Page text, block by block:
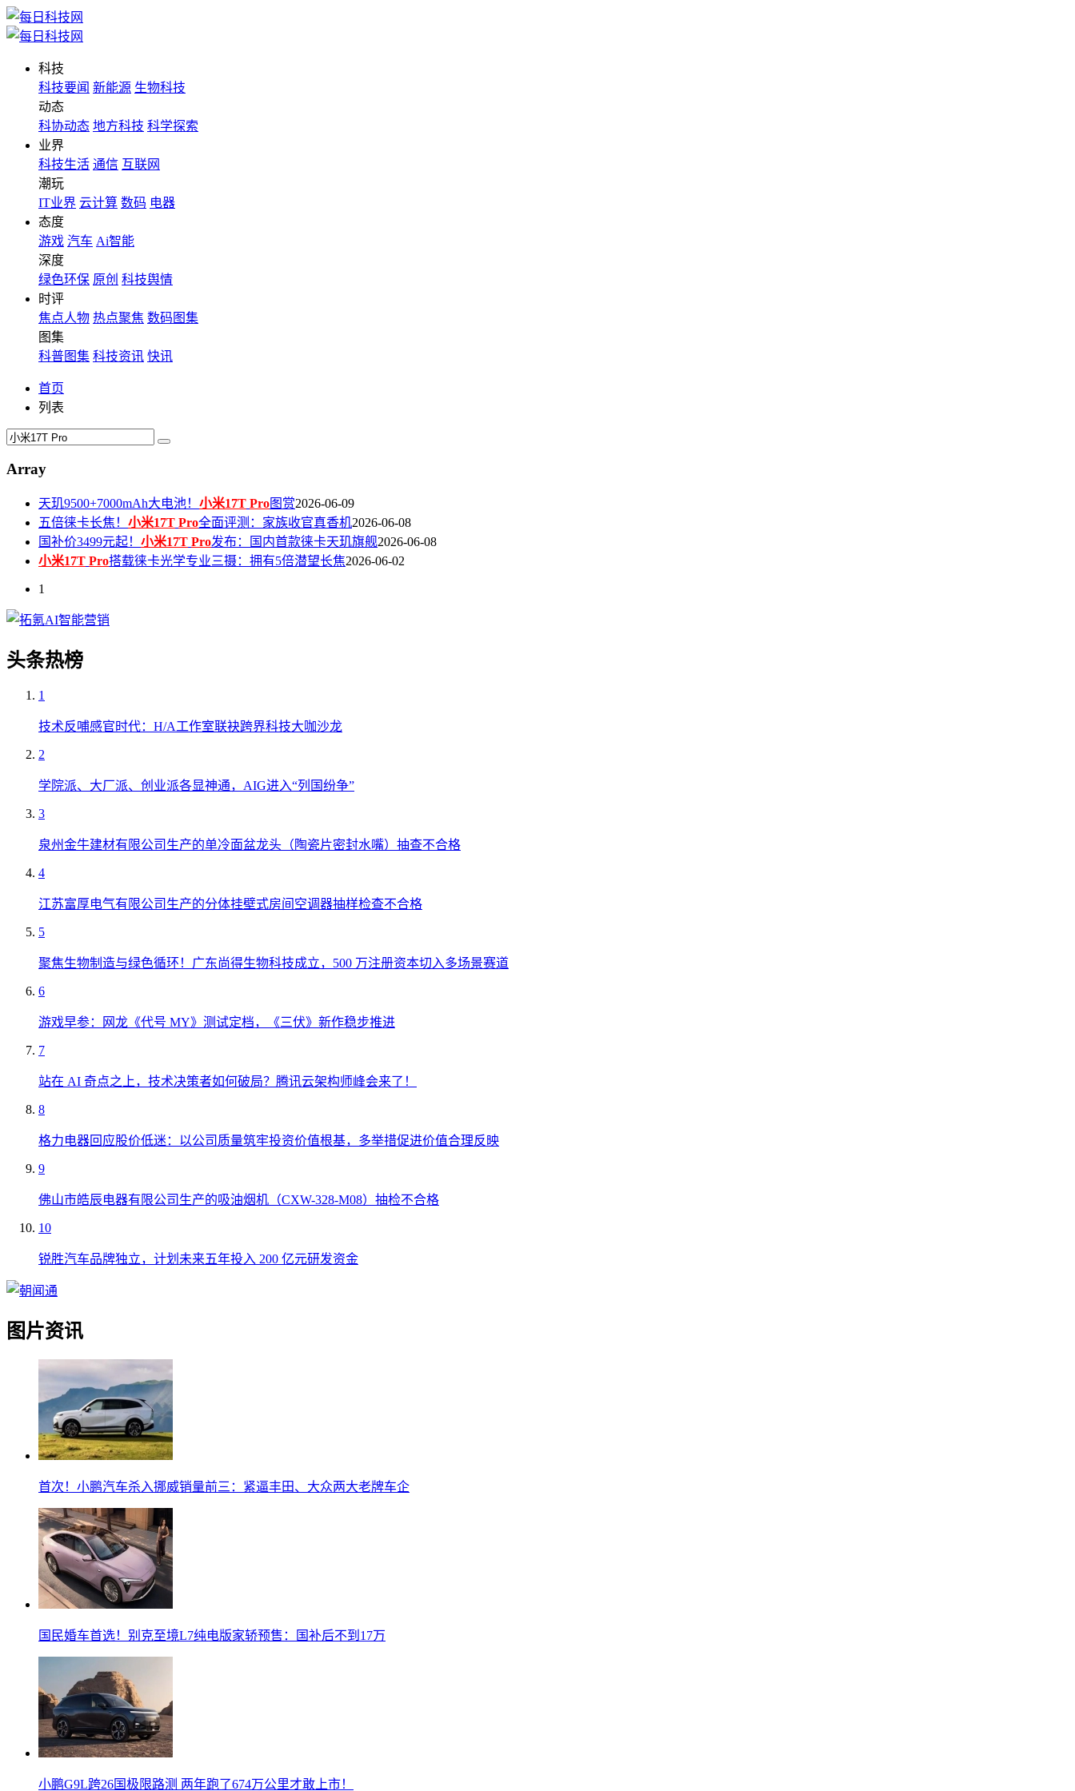
科技
科技要闻 新能源 生物科技
动态
科协动态 地方科技 科学探索
业界
科技生活 通信 互联网
潮玩
IT业界 云计算 数码 电器
态度
游戏 汽车 Ai智能
深度
绿色环保 原创 科技舆情
时评
焦点人物 热点聚焦 数码图集
图集
科普图集 科技资讯 快讯
首页
列表
Array
天玑9500+7000mAh大电池！ 小米17T Pro图赏2026-06-09
五倍徕卡长焦！ 小米17T Pro全面评测：家族收官真香机2026-06-08
国补价3499元起！ 小米17T Pro发布：国内首款徕卡天玑旗舰2026-06-08
小米17T Pro搭载徕卡光学专业三摄：拥有5倍潜望长焦2026-06-02
1
头条热榜
1
技术反哺感官时代：H/A工作室联袂跨界科技大咖沙龙
2
学院派、大厂派、创业派各显神通，AIG进入“列国纷争”
3
泉州金牛建材有限公司生产的单冷面盆龙头（陶瓷片密封水嘴）抽查不合格
4
江苏富厚电气有限公司生产的分体挂壁式房间空调器抽样检查不合格
5
聚焦生物制造与绿色循环！广东尚得生物科技成立，500 万注册资本切入多场景赛道
6
游戏早参：网龙《代号 MY》测试定档，《三伏》新作稳步推进
7
站在 AI 奇点之上，技术决策者如何破局？腾讯云架构师峰会来了！
8
格力电器回应股价低迷：以公司质量筑牢投资价值根基，多举措促进价值合理反映
9
佛山市皓辰电器有限公司生产的吸油烟机（CXW-328-M08）抽检不合格
10
锐胜汽车品牌独立，计划未来五年投入 200 亿元研发资金
图片资讯
首次！小鹏汽车杀入挪威销量前三：紧逼丰田、大众两大老牌车企
国民婚车首选！别克至境L7纯电版家轿预售：国补后不到17万
小鹏G9L跨26国极限路测 两年跑了674万公里才敢上市！